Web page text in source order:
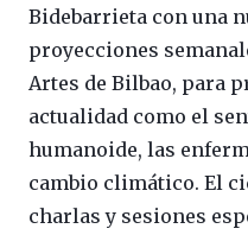
Bidebarrieta con una
proyecciones
Artes de Bilbao, para
actualidad como el
humanoide, las
cambio climático. El
charlas y sesiones